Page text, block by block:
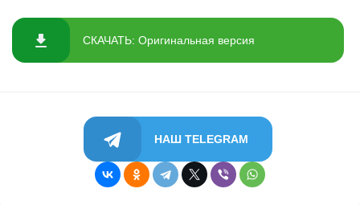
СКАЧАТЬ: Оригинальная версия
НАШ TELEGRAM